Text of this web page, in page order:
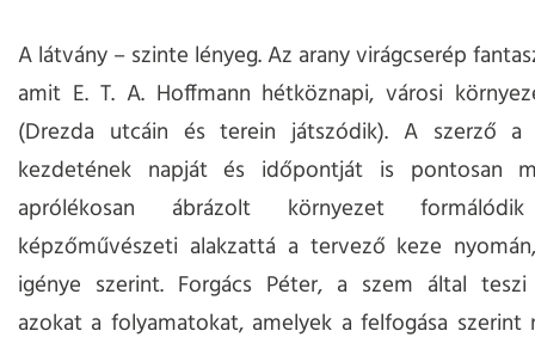
A látvány – szinte lényeg. Az arany virágcserép
amit E. T. A. Hoffmann hétköznapi, városi
(Drezda utcáin és terein játszódik). A szerző a
kezdetének napját és időpontját is pontosan
aprólékosan ábrázolt környezet
képzőművészeti alakzattá a tervező keze
igénye szerint. Forgács Péter, a szem által
azokat a folyamatokat, amelyek a felfogása szerint